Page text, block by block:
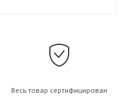
Весь товар сертифицирован